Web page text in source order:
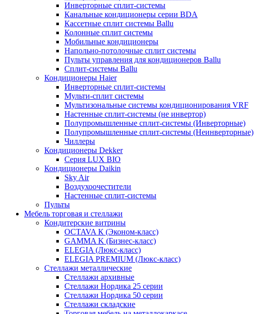
Инверторные сплит-системы
Канальные кондиционеры серии BDA
Кассетные сплит системы Ballu
Колонные сплит системы
Мобильные кондиционеры
Напольно-потолочные сплит системы
Пульты управления для кондиционеров Ballu
Сплит-системы Ballu
Кондиционеры Haier
Инверторные сплит-системы
Мульти-сплит системы
Мультизональные системы кондиционирования VRF
Настенные сплит-системы (не инвертор)
Полупромышленные сплит-системы (Инверторные)
Полупромышленные сплит-системы (Неинверторные)
Чиллеры
Кондиционеры Dekker
Серия LUX BIO
Кондиционеры Daikin
Sky Air
Воздухоочестители
Настенные сплит-системы
Пульты
Мебель торговая и стеллажи
Кондитерские витрины
OCTAVA К (Эконом-класс)
GAMMA K (Бизнес-класс)
ELEGIA (Люкс-класс)
ELEGIA PREMIUM (Люкс-класс)
Стеллажи металлические
Стеллажи архивные
Стеллажи Нордика 25 серии
Стеллажи Нордика 50 серии
Стеллажи складские